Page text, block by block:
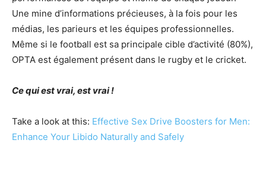
Une mine d’informations précieuses, à la fois pour les
médias, les parieurs et les équipes professionnelles.
Même si le football est sa principale cible d’activité (80%),
OPTA est également présent dans le rugby et le cricket.
Ce qui est vrai, est vrai !
Take a look at this: Effective Sex Drive Boosters for Men:
Enhance Your Libido Naturally and Safely